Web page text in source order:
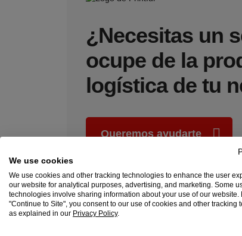
¿Necesitas un
ocupe de la
logística de tu
Queremos ayudarte
Es imposible negar que el ecommerce es
. Por ello, tener que gestionar y
We use cookies
We use cookies and other tracking technologies to enhance the user
our website for analytical purposes, advertising, and marketing. Some
technologies involve sharing information about your use of our website.
"Continue to Site", you consent to our use of cookies and other tracking
as explained in our Privacy Policy.